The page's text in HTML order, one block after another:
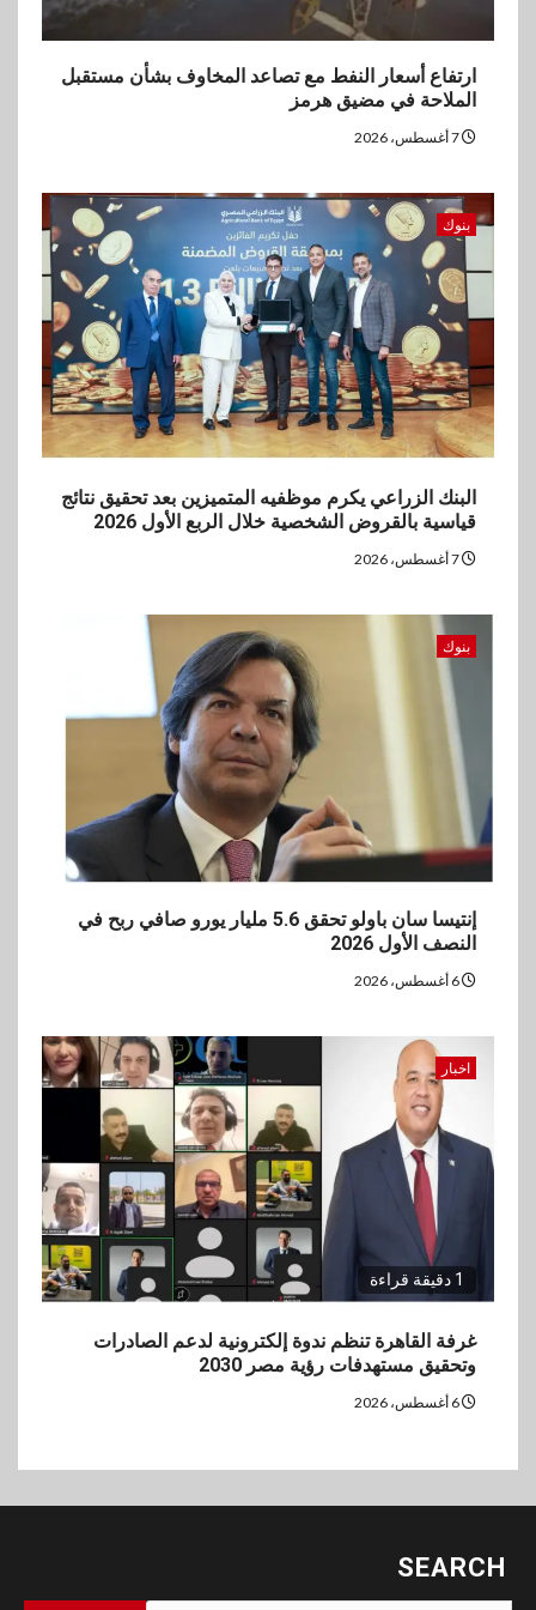
بنوك
بنك مصر يشارك في فعالية اليوم
ارتفاع أسعار النفط مع تصاعد المخاوف بشأن مستقبل
الملاحة في مضيق هرمز
بنوك
البنك الزراعي يكرم موظفيه المتميزين بعد تحقيق نتائج
قياسية بالقروض الشخصية خلال الربع الأول 2026
بنوك
إنتيسا سان باولو تحقق 5.6 مليار يورو صافي ربح في
النصف الأول 2026
اخبار
1 دقيقة قراءة
غرفة القاهرة تنظم ندوة إلكترونية لدعم الصادرات
وتحقيق مستهدفات رؤية مصر 2030
SEARCH